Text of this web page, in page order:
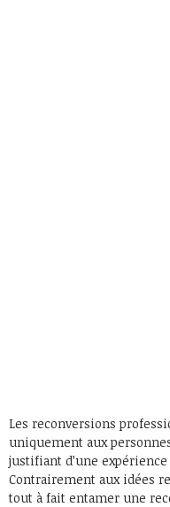
Les reconversions
uniquement aux
justifiant d’une
Contrairement aux idées
tout à fait entamer une